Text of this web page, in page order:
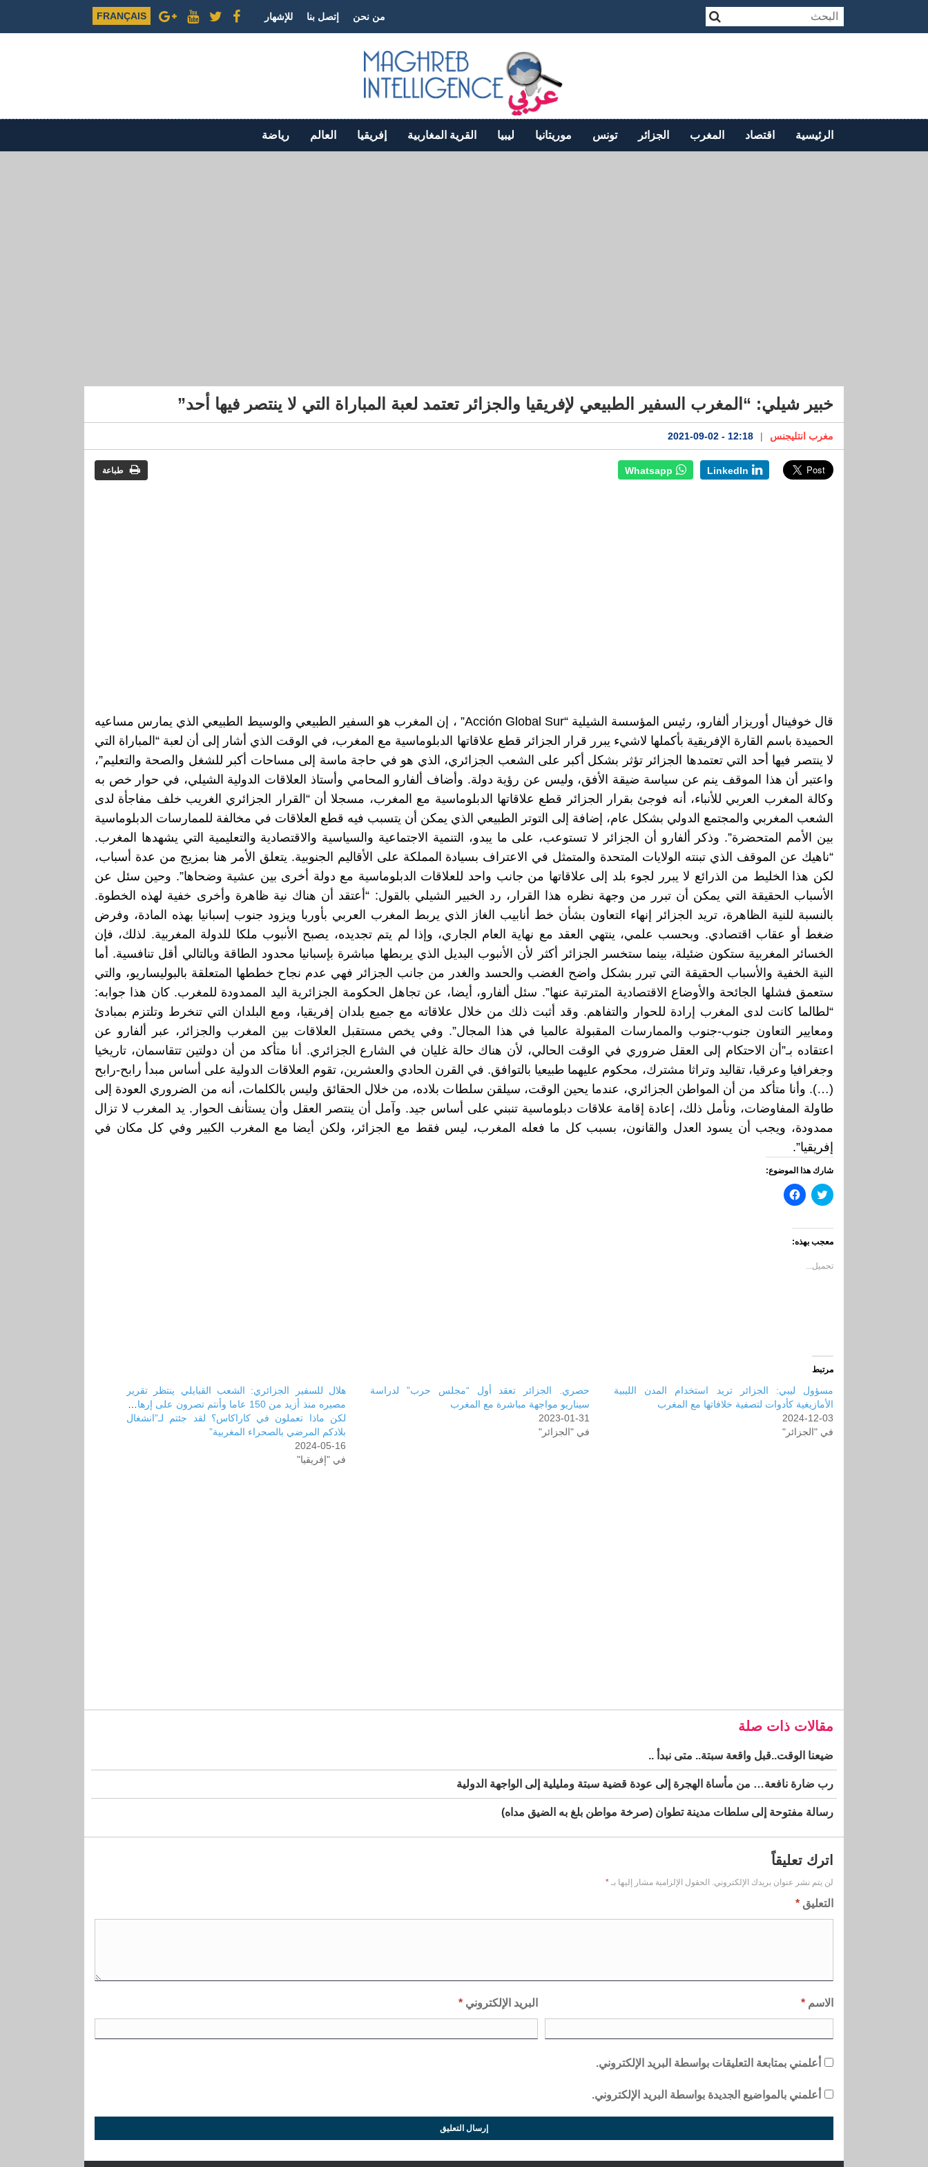
FRANÇAIS من نحن إتصل بنا للإشهار
الرئيسية اقتصاد المغرب الجزائر تونس موريتانيا ليبيا القرية المغاربية إفريقيا العالم رياضة
خبير شيلي: “المغرب السفير الطبيعي لإفريقيا والجزائر تعتمد لعبة المباراة التي لا ينتصر فيها أحد”
مغرب انتليجنس |
12:18 - 2021-09-02
LinkedIn
Whatsapp طباعة
قال خوفينال أوريزار ألفارو، رئيس المؤسسة الشيلية “Acción Global Sur” ، إن المغرب هو السفير الطبيعي والوسيط الطبيعي الذي يمارس مساعيه
الحميدة باسم القارة الإفريقية بأكملها لاشيء يبرر قرار الجزائر قطع علاقاتها الدبلوماسية مع المغرب، في الوقت الذي أشار إلى أن لعبة “المباراة التي
لا ينتصر فيها أحد التي تعتمدها الجزائر تؤثر بشكل أكبر على الشعب الجزائري، الذي هو في حاجة ماسة إلى مساحات أكبر للشغل والصحة والتعليم”،
واعتبر أن هذا الموقف ينم عن سياسة ضيقة الأفق، وليس عن رؤية دولة. وأضاف ألفارو المحامي وأستاذ العلاقات الدولية الشيلي، في حوار خص به
وكالة المغرب العربي للأنباء، أنه فوجئ بقرار الجزائر قطع علاقاتها الدبلوماسية مع المغرب، مسجلا أن “القرار الجزائري الغريب خلف مفاجأة لدى
الشعب المغربي والمجتمع الدولي بشكل عام، إضافة إلى التوتر الطبيعي الذي يمكن أن يتسبب فيه قطع العلاقات في مخالفة للممارسات الدبلوماسية
بين الأمم المتحضرة”. وذكر ألفارو أن الجزائر لا تستوعب، على ما يبدو، التنمية الاجتماعية والسياسية والاقتصادية والتعليمية التي يشهدها المغرب.
“ناهيك عن الموقف الذي تبنته الولايات المتحدة والمتمثل في الاعتراف بسيادة المملكة على الأقاليم الجنوبية. يتعلق الأمر هنا بمزيج من عدة أسباب،
لكن هذا الخليط من الذرائع لا يبرر لجوء بلد إلى علاقاتها من جانب واحد للعلاقات الدبلوماسية مع دولة أخرى بين عشية وضحاها”. وحين سئل عن
الأسباب الحقيقة التي يمكن أن تبرر من وجهة نظره هذا القرار، رد الخبير الشيلي بالقول: “أعتقد أن هناك نية ظاهرة وأخرى خفية لهذه الخطوة.
بالنسبة للنية الظاهرة، تريد الجزائر إنهاء التعاون بشأن خط أنابيب الغاز الذي يربط المغرب العربي بأوربا ويزود جنوب إسبانيا بهذه المادة، وفرض
ضغط أو عقاب اقتصادي. وبحسب علمي، ينتهي العقد مع نهاية العام الجاري، وإذا لم يتم تجديده، يصبح الأنبوب ملكا للدولة المغربية. لذلك، فإن
الخسائر المغربية ستكون ضئيلة، بينما ستخسر الجزائر أكثر لأن الأنبوب البديل الذي يربطها مباشرة بإسبانيا محدود الطاقة وبالتالي أقل تنافسية. أما
النية الخفية والأسباب الحقيقة التي تبرر بشكل واضح الغضب والحسد والغدر من جانب الجزائر فهي عدم نجاح خططها المتعلقة بالبوليساريو، والتي
ستعمق فشلها الجائحة والأوضاع الاقتصادية المترتبة عنها”. سئل ألفارو، أيضا، عن تجاهل الحكومة الجزائرية اليد الممدودة للمغرب. كان هذا جوابه:
“لطالما كانت لدى المغرب إرادة للحوار والتفاهم. وقد أثبت ذلك من خلال علاقاته مع جميع بلدان إفريقيا، ومع البلدان التي تنخرط وتلتزم بمبادئ
ومعايير التعاون جنوب-جنوب والممارسات المقبولة عالميا في هذا المجال”. وفي يخص مستقبل العلاقات بين المغرب والجزائر، عبر ألفارو عن
اعتقاده بـ”أن الاحتكام إلى العقل ضروري في الوقت الحالي، لأن هناك حالة غليان في الشارع الجزائري. أنا متأكد من أن دولتين تتقاسمان، تاريخيا
وجغرافيا وعرقيا، تقاليد وتراثا مشترك، محكوم عليهما طبيعيا بالتوافق. في القرن الحادي والعشرين، تقوم العلاقات الدولية على أساس مبدأ رابح-رابح
(…). وأنا متأكد من أن المواطن الجزائري، عندما يحين الوقت، سيلقن سلطات بلاده، من خلال الحقائق وليس بالكلمات، أنه من الضروري العودة إلى
طاولة المفاوضات، ونأمل ذلك، إعادة إقامة علاقات دبلوماسية تنبني على أساس جيد. وآمل أن ينتصر العقل وأن يستأنف الحوار. يد المغرب لا تزال
ممدودة، ويجب أن يسود العدل والقانون، بسبب كل ما فعله المغرب، ليس فقط مع الجزائر، ولكن أيضا مع المغرب الكبير وفي كل مكان في
إفريقيا”.
شارك هذا الموضوع:
اضغط
للمشاركة
(فتح
نافذة
انقر
للمشاركة
معجب بهذه:
تحميل...
مرتبط
مسؤول ليبي: الجزائر تريد استخدام المدن الليبية
الأمازيغية كأدوات لتصفية خلافاتها مع المغرب
2024-12-03
في "الجزائر"
حصري. الجزائر تعقد أول “مجلس حرب” لدراسة
سيناريو مواجهة مباشرة مع المغرب
2023-01-31
في "الجزائر"
هلال للسفير الجزائري: الشعب القبايلي ينتظر تقرير
مصيره منذ أزيد من 150 عاما وأنتم تصرون على إرهابه.
لكن ماذا تعملون في كاراكاس؟ لقد جئتم لـ”انشغال
بلادكم المرضي بالصحراء المغربية”
2024-05-16
في "إفريقيا"
مقالات ذات صلة
ضيعنا الوقت..قبل واقعة سبتة.. متى نبدأ ..
رب ضارة نافعة… من مأساة الهجرة إلى عودة قضية سبتة ومليلية إلى الواجهة الدولية
رسالة مفتوحة إلى سلطات مدينة تطوان (صرخة مواطن بلغ به الضيق مداه)
اترك تعليقاً
لن يتم نشر عنوان بريدك الإلكتروني. الحقول الإلزامية مشار إليها بـ *
التعليق *
الاسم * البريد الإلكتروني *
أعلمني بمتابعة التعليقات بواسطة البريد الإلكتروني.
أعلمني بالمواضيع الجديدة بواسطة البريد الإلكتروني.